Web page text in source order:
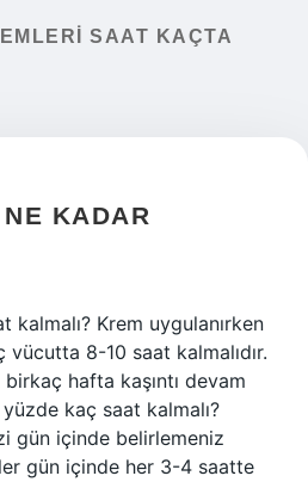
SAAT KAÇTA
KADAR
kalmalı? Krem uygulanırken
8-10 saat kalmalıdır.
hafta kaşıntı devam
kaç saat kalmalı?
gün içinde belirlemeniz
gün içinde her 3-4 saatte